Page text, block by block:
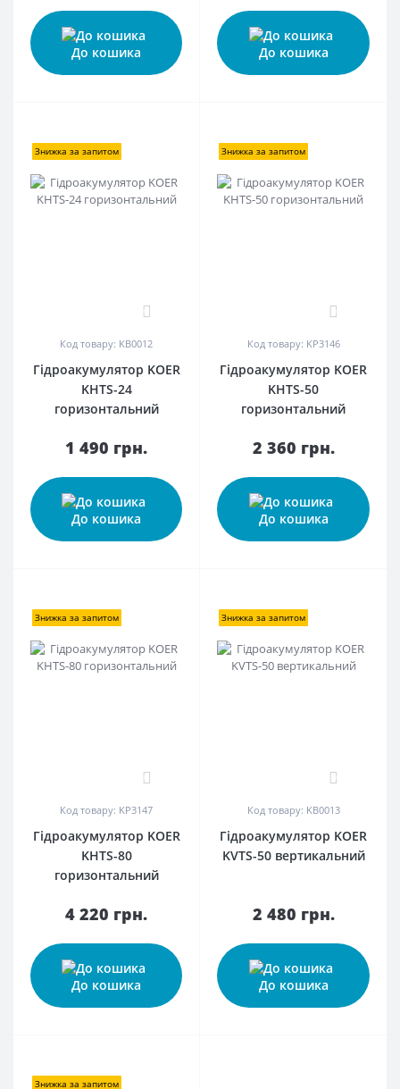
До кошика До кошика
Знижка за запитом
Код товару: KB0012
Гідроакумулятор KOER
KHTS-24
горизонтальний
1 490 грн.
До кошика
Знижка за запитом
Код товару: KP3146
Гідроакумулятор KOER
KHTS-50
горизонтальний
2 360 грн.
До кошика
Знижка за запитом
Код товару: KP3147
Гідроакумулятор KOER
KHTS-80
горизонтальний
4 220 грн.
До кошика
Знижка за запитом
Код товару: KB0013
Гідроакумулятор KOER
KVTS-50 вертикальний
2 480 грн.
До кошика
Знижка за запитом